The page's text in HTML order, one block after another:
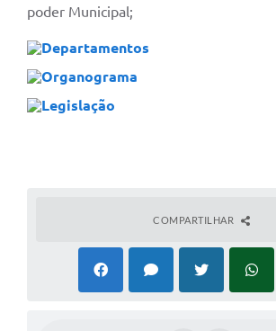
poder Municipal;
Departamentos
Organograma
Legislação
COMPARTILHAR